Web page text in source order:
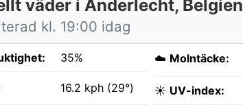
väder i Anderlecht, Belgien
kl. 19:00 idag
35%
16.2 kph (29°)
☁️ Molntäcke:
☀️ UV-index: